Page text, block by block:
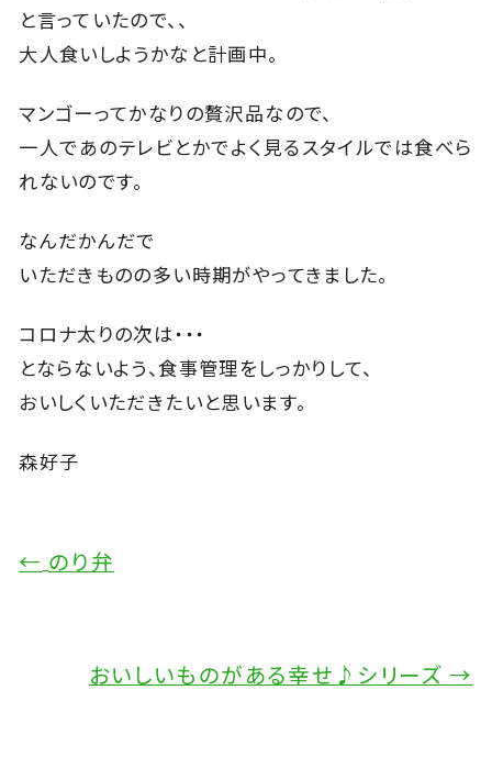
と言っていたので、、
大人食いしようかなと計画中。
マンゴーってかなりの贅沢品なので、
一人であのテレビとかでよく見るスタイルでは食べら
れないのです。
なんだかんだで
いただきものの多い時期がやってきました。
コロナ太りの次は・・・
とならないよう、食事管理をしっかりして、
おいしくいただきたいと思います。
森好子
← のり弁
おいしいものがある幸せ♪シリーズ →